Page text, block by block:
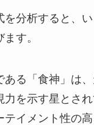
を分析すると、
す。
ある「食神」は
力を示す星とさ
テイメント性の